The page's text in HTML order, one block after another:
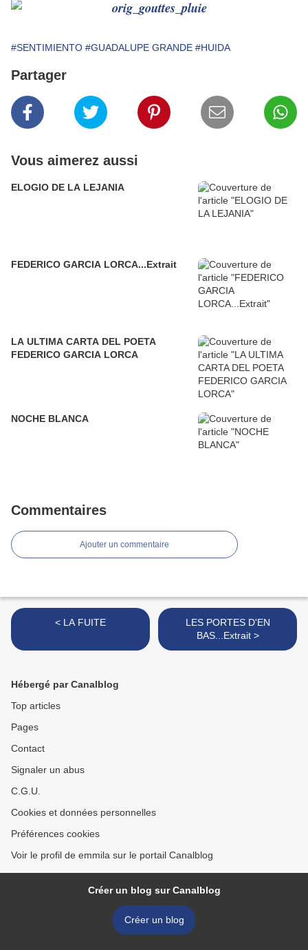
#SENTIMIENTO #GUADALUPE GRANDE #HUIDA
Partager
Vous aimerez aussi
ELOGIO DE LA LEJANIA
FEDERICO GARCIA LORCA...Extrait
LA ULTIMA CARTA DEL POETA
FEDERICO GARCIA LORCA
NOCHE BLANCA
Commentaires
Ajouter un commentaire
< LA FUITE
LES PORTES D'EN
BAS...Extrait >
Hébergé par Canalblog
Top articles
Pages
Contact
Signaler un abus
C.G.U.
Cookies et données personnelles
Préférences cookies
Voir le profil de emmila sur le portail Canalblog
Créer un blog sur Canalblog
Créer un blog